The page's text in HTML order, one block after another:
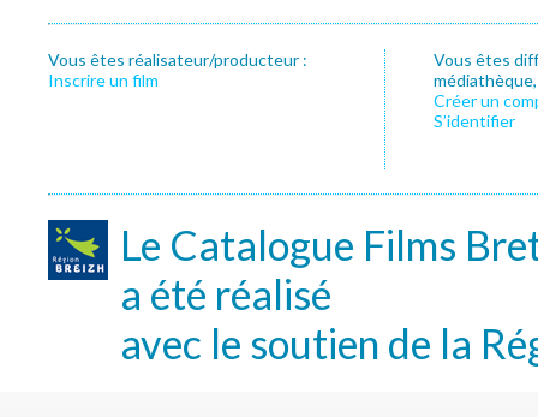
Vous êtes réalisateur/producteur :
Inscrire un film
Vous êtes
Créer un
S’identifier
Le Catalogue Films
a été réalisé
avec le soutien de la